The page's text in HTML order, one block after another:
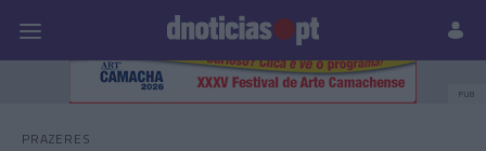
Prazeres Paisagens
PUB
PRAZERES